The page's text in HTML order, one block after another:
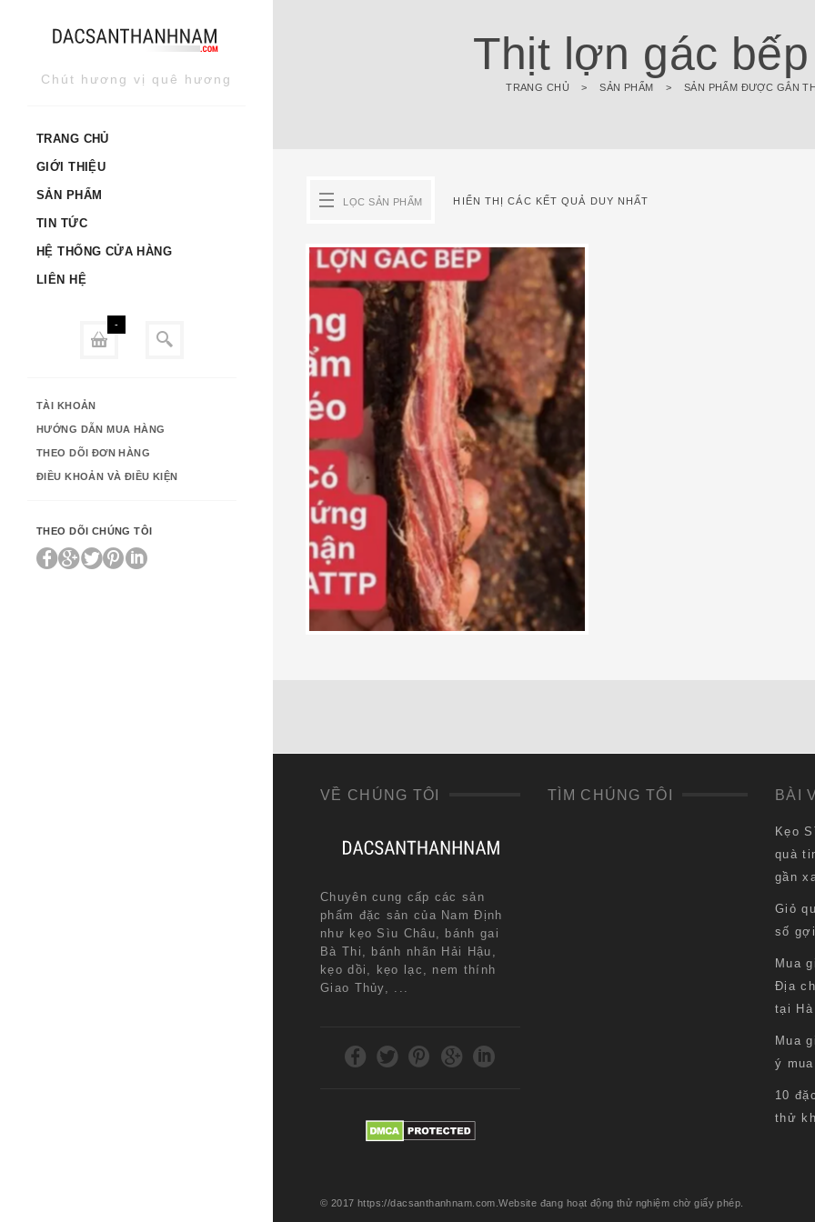
Chút hương vị quê hương
TRANG CHỦ
GIỚI THIỆU
SẢN PHẨM
TIN TỨC
HỆ THỐNG CỬA HÀNG
LIÊN HỆ
-
TÀI KHOẢN
HƯỚNG DẪN MUA HÀNG
THEO DÕI ĐƠN HÀNG
ĐIỀU KHOẢN VÀ ĐIỀU KIỆN
THEO DÕI CHÚNG TÔI
Thịt lợn gác
TRANG CHỦ > SẢN PHẨM > SẢN PHẨM ĐƯỢC GẮN
LỌC SẢN PHẨM HIỂN THỊ CÁC KẾT QUẢ DUY NHẤT
600,000
VỀ CHÚNG TÔI
Chuyên cung cấp các sản
phẩm đặc sản của Nam Định
như kẹo Sìu Châu, bánh gai
Bà Thi, bánh nhãn Hải Hậu,
kẹo dồi, kẹo lạc, nem thính
Giao Thủy, ...
TÌM CHÚNG TÔI BÀI
Kẹo
quà
gần
Giỏ
số
Mua
Địa
tại Hà
Mua
ý
10
thử
© 2017 https://dacsanthanhnam.com.Website đang hoạt động thử nghiệm chờ giấy phép.